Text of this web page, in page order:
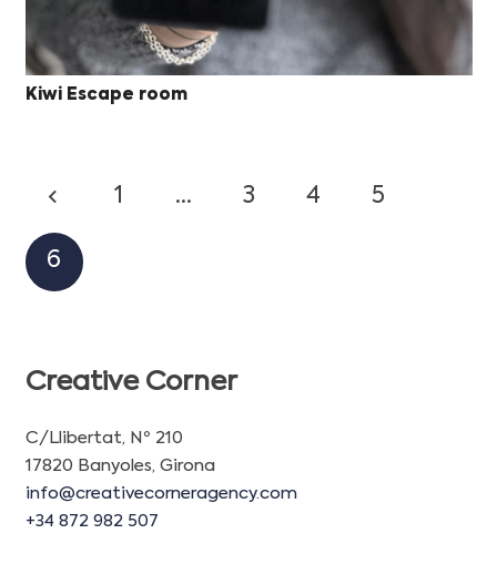
Kiwi Escape room
1 … 3 4 5
6
Creative Corner
C/Llibertat, Nº 210
17820 Banyoles, Girona
info@creativecorneragency.com
+34 872 982 507